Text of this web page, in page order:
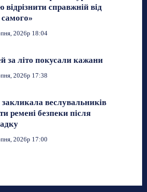
відрізнити справжній від
2026р 18:04
за літо покусали кажани
2026р 17:38
закликала веслувальників
ремені безпеки після
2026р 17:00